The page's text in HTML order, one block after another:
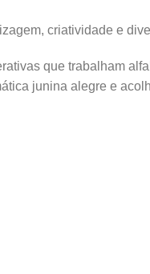
criatividade e
que trabalham
junina alegre e